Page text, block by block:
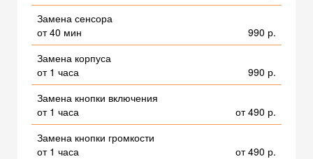
Замена сенсора
от 40 мин
990 р.
Замена корпуса
от 1 часа
990 р.
Замена кнопки включения
от 1 часа
от 490 р.
Замена кнопки громкости
от 1 часа
от 490 р.